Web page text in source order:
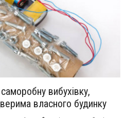
вибухівку,
власного будинку